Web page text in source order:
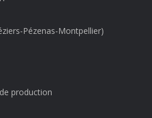
Pézenas-Montpellier)
production